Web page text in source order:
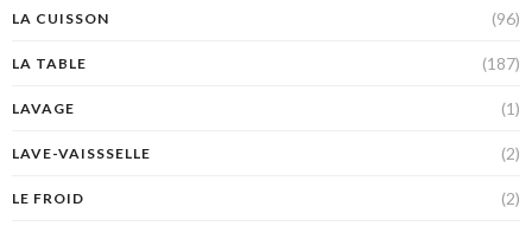
LA CUISSON (96)
LA TABLE (187)
LAVAGE (1)
LAVE-VAISSSELLE (2)
LE FROID (2)